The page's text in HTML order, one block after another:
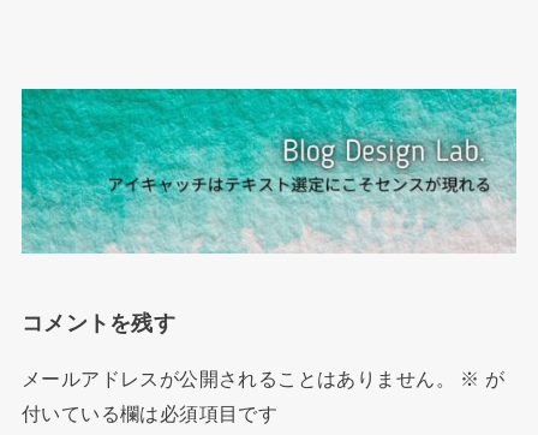
コメントを残す
メールアドレスが公開されることはありません。 ※ が
付いている欄は必須項目です